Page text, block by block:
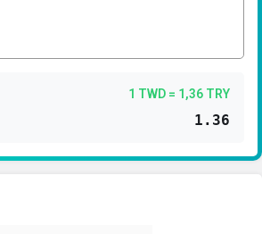
1 TWD = 1,36 TRY
1.36